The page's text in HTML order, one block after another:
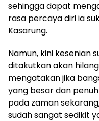
sehingga dapat
rasa percaya diri ia
Kasarung.
Namun, kini kesenian
ditakutkan akan
mengatakan jika
yang besar dan
pada zaman
sudah sangat sedikit